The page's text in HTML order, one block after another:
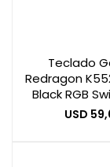
Teclado
Redragon
Black RGB
USD
Smart Home